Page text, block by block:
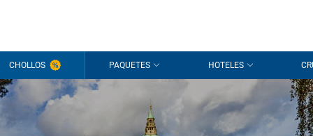
CHOLLOS PAQUETES HOTELES